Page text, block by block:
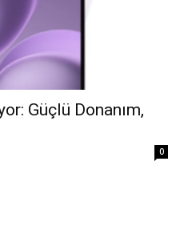
Güçlü Donanım,
0